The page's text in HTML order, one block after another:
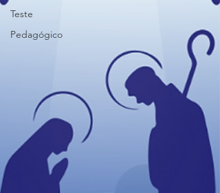
Teste
Pedagógico